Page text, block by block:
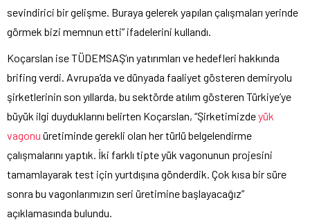
sevindirici bir gelişme. Buraya gelerek yapılan çalışmaları yerinde
görmek bizi memnun etti” ifadelerini kullandı.
Koçarslan ise TÜDEMSAŞ’ın yatırımları ve hedefleri hakkında
brifing verdi. Avrupa’da ve dünyada faaliyet gösteren demiryolu
şirketlerinin son yıllarda, bu sektörde atılım gösteren Türkiye’ye
büyük ilgi duyduklarını belirten Koçarslan, “Şirketimizdeyük
vagonu üretiminde gerekli olan her türlü belgelendirme
çalışmalarını yaptık. İki farklı tipte yük vagonunun projesini
tamamlayarak test için yurtdışına gönderdik. Çok kısa bir süre
sonra bu vagonlarımızın seri üretimine başlayacağız”
açıklamasında bulundu.